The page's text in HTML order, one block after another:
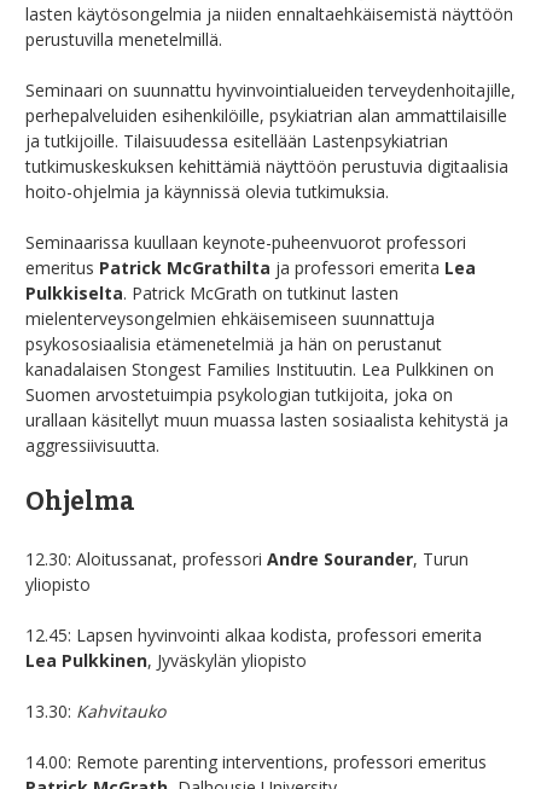
lasten käytösongelmia ja niiden ennaltaehkäisemistä näyttöön
perustuvilla menetelmillä.
Seminaari on suunnattu hyvinvointialueiden terveydenhoitajille,
perhepalveluiden esihenkilöille, psykiatrian alan ammattilaisille
ja tutkijoille. Tilaisuudessa esitellään Lastenpsykiatrian
tutkimuskeskuksen kehittämiä näyttöön perustuvia digitaalisia
hoito-ohjelmia ja käynnissä olevia tutkimuksia.
Seminaarissa kuullaan keynote-puheenvuorot professori
emeritus Patrick McGrathilta ja professori emerita Lea
Pulkkiselta. Patrick McGrath on tutkinut lasten
mielenterveysongelmien ehkäisemiseen suunnattuja
psykososiaalisia etämenetelmiä ja hän on perustanut
kanadalaisen Stongest Families Instituutin. Lea Pulkkinen on
Suomen arvostetuimpia psykologian tutkijoita, joka on
urallaan käsitellyt muun muassa lasten sosiaalista kehitystä ja
aggressiivisuutta.
Ohjelma
12.30: Aloitussanat, professori Andre Sourander, Turun
yliopisto
12.45: Lapsen hyvinvointi alkaa kodista, professori emerita
Lea Pulkkinen, Jyväskylän yliopisto
13.30: Kahvitauko
14.00: Remote parenting interventions, professori emeritus